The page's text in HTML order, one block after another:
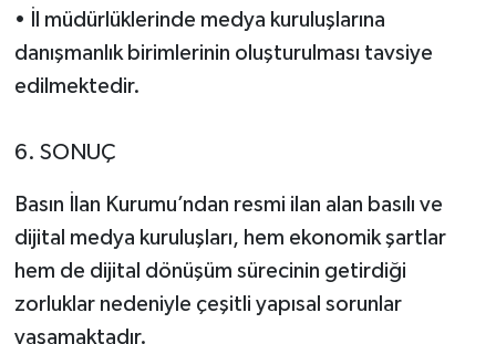
• İl müdürlüklerinde medya kuruluşlarına
danışmanlık birimlerinin oluşturulması tavsiye
edilmektedir.
6. SONUÇ
Basın İlan Kurumu’ndan resmi ilan alan basılı ve
dijital medya kuruluşları, hem ekonomik şartlar
hem de dijital dönüşüm sürecinin getirdiği
zorluklar nedeniyle çeşitli yapısal sorunlar
yaşamaktadır.